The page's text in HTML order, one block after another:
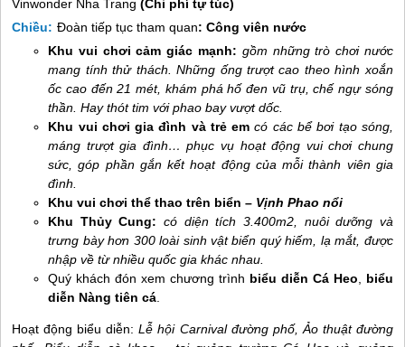
Vinwonder Nha Trang (Chi phí tự túc)
Chiều: Đoàn tiếp tục tham quan: Công viên nước
Khu vui chơi cảm giác mạnh: gồm những trò chơi nước
mang tính thử thách. Những ống trượt cao theo hình xoắn
ốc cao đến 21 mét, khám phá hố đen vũ trụ, chế ngự sóng
thần. Hay thót tim với phao bay vượt dốc.
Khu vui chơi gia đình và trẻ emcó các bể bơi tạo sóng,
máng trượt gia đình… phục vụ hoạt động vui chơi chung
sức, góp phần gắn kết hoạt động của mỗi thành viên gia
đình.
Khu vui chơi thể thao trên biển – Vịnh Phao nổi
Khu Thủy Cung:có diện tích 3.400m2, nuôi dưỡng và
trưng bày hơn 300 loài sinh vật biển quý hiếm, lạ mắt, được
nhập về từ nhiều quốc gia khác nhau.
Quý khách đón xem chương trình biểu diễn Cá Heo
biểu
diễn Nàng tiên cá
Hoạt động biểu diễn:Lễ hội Carnival đường phố, Ảo thuật đường